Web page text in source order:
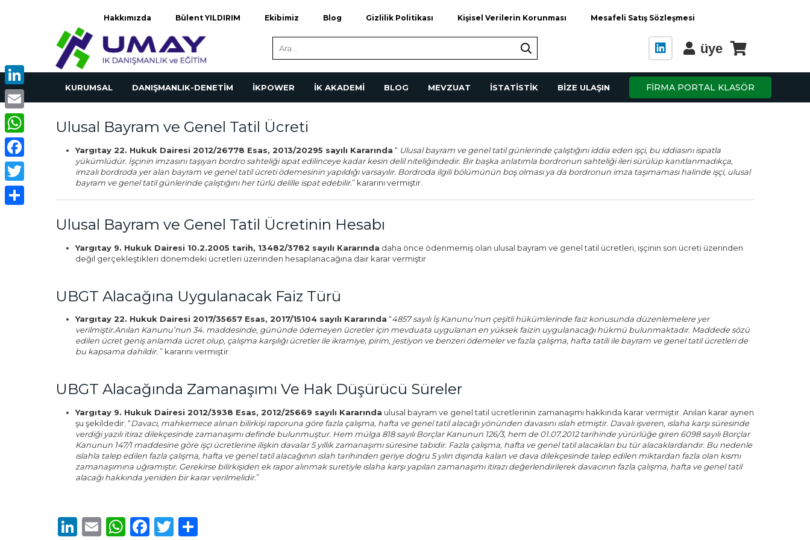
Hakkımızda Bülent YILDIRIM Ekibimiz Blog Gizlilik Politikası Kişisel Verilerin Korunması Mesafeli Satış Sözleşmesi
üye
KURUMSAL DANIŞMANLIK-DENETİM İKPOWER İK AKADEMİ BLOG MEVZUAT İSTATİSTİK BİZE ULAŞIN FİRMA PORTAL KLASÖR
Ulusal Bayram ve Genel Tatil Ücreti
Yargıtay 22. Hukuk Dairesi 2012/26778 Esas, 2013/20295 sayılı Kararında “ Ulusal bayram ve genel tatil günlerinde çalıştığını iddia eden işçi, bu iddiasını ispatla
yükümlüdür. İşçinin imzasını taşıyan bordro sahteliği ispat edilinceye kadar kesin delil niteliğindedir. Bir başka anlatımla bordronun sahteliği ileri sürülüp kanıtlanmadıkça,
imzalı bordroda yer alan bayram ve genel tatil ücreti ödemesinin yapıldığı varsayılır. Bordroda ilgili bölümünün boş olması ya da bordronun imza taşımaması halinde işçi, ulusal
bayram ve genel tatil günlerinde çalıştığını her türlü delille ispat edebilir.” kararını vermiştir.
Ulusal Bayram ve Genel Tatil Ücretinin Hesabı
Yargıtay 9. Hukuk Dairesi 10.2.2005 tarih, 13482/3782 sayılı Kararında daha önce ödenmemiş olan ulusal bayram ve genel tatil ücretleri, işçinin son ücreti üzerinden
değil gerçekleştikleri dönemdeki ücretleri üzerinden hesaplanacağına dair karar vermiştir
UBGT Alacağına Uygulanacak Faiz Türü
Yargıtay 22. Hukuk Dairesi 2017/35657 Esas, 2017/15104 sayılı Kararında “4857 sayılı İş Kanunu’nun çeşitli hükümlerinde faiz konusunda düzenlemelere yer
verilmiştir.Anılan Kanunu’nun 34. maddesinde, gününde ödemeyen ücretler için mevduata uygulanan en yüksek faizin uygulanacağı hükmü bulunmaktadır. Maddede sözü
edilen ücret geniş anlamda ücret olup, çalışma karşılığı ücretler ile ikramiye, pirim, jestiyon ve benzeri ödemeler ve fazla çalışma, hafta tatili ile bayram ve genel tatil ücretleri de
bu kapsama dahildir. ” kararını vermiştir.
UBGT Alacağında Zamanaşımı Ve Hak Düşürücü Süreler
Yargıtay 9. Hukuk Dairesi 2012/3938 Esas, 2012/25669 sayılı Kararında ulusal bayram ve genel tatil ücretlerinin zamanaşımı hakkında karar vermiştir. Anılan karar aynen
şu şekildedir; “Davacı, mahkemece alınan bilirkişi raporuna göre fazla çalışma, hafta ve genel tatil alacağı yönünden davasını ıslah etmiştir. Davalı işveren, ıslaha karşı süresinde
verdiği yazılı itiraz dilekçesinde zamanaşımı definde bulunmuştur. Hem mülga 818 sayılı Borçlar Kanunun 126/3, hem de 01.07.2012 tarihinde yürürlüğe giren 6098 sayılı Borçlar
Kanunun 147/1 maddesine göre işçi ücretlerine ilişkin davalar 5 yıllık zamanaşımı süresine tabidir. Fazla çalışma, hafta ve genel tatil alacakları bu tür alacaklardandır. Bu nedenle
ıslahla talep edilen fazla çalışma, hafta ve genel tatil alacağının ıslah tarihinden geriye doğru 5 yılın dışında kalan ve dava dilekçesinde talep edilen miktardan fazla olan kısmı
zamanaşımına uğramıştır. Gerekirse bilirkişiden ek rapor alınmak suretiyle ıslaha karşı yapılan zamanaşımı itirazı değerlendirilerek davacının fazla çalışma, hafta ve genel tatil
alacağı hakkında yeniden bir karar verilmelidir.”
LinkedIn
EmailWhatsApp
Facebook
Twitter
LinkedIn
Email
WhatsApp
Facebook
Twitter